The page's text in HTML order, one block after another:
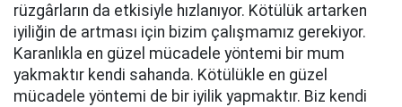
rüzgârların da etkisiyle hızlanıyor. Kötülük artarken
iyiliğin de artması için bizim çalışmamız gerekiyor.
Karanlıkla en güzel mücadele yöntemi bir mum
yakmaktır kendi sahanda. Kötülükle en güzel
mücadele yöntemi de bir iyilik yapmaktır. Biz kendi